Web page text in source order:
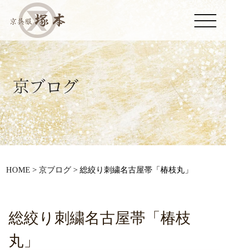
HOME > 京ブログ> 総絞り刺繍名古屋帯「椿枝丸」
総絞り刺繍名古屋帯「椿枝
丸」